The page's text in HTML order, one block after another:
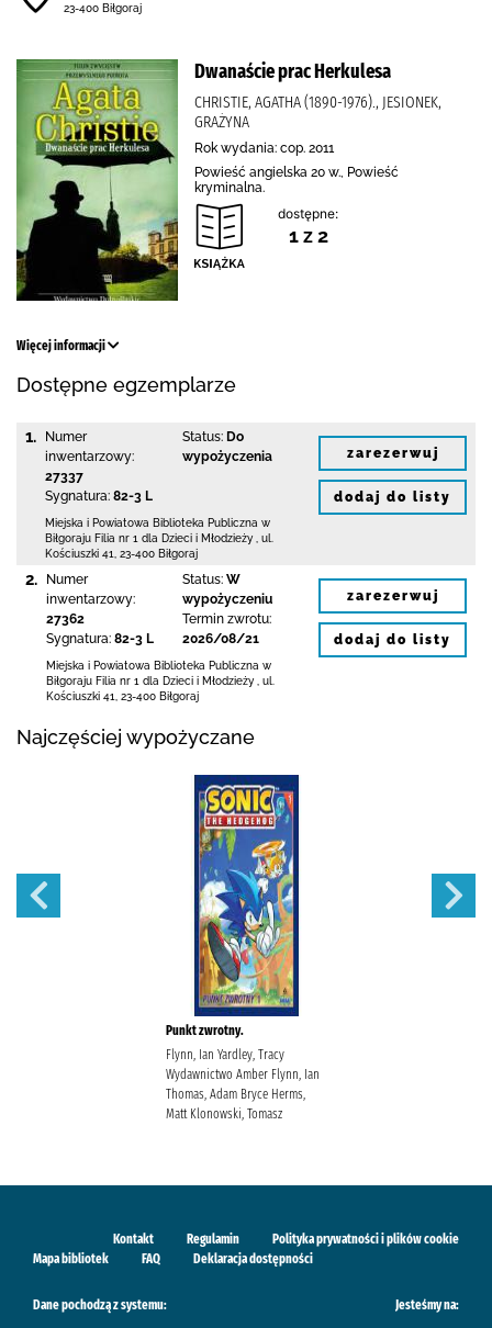
23-400 Biłgoraj
Dwanaście prac Herkulesa
CHRISTIE, AGATHA (1890-1976)., JESIONEK,
GRAŻYNA
Rok wydania: cop. 2011
Powieść angielska 20 w., Powieść
kryminalna.
dostępne:
1 z 2
Więcej informacji
Dostępne egzemplarze
1.
Numer
inwentarzowy:
27337
Sygnatura: 82-3 L
Status: Do
wypożyczenia
Miejska i Powiatowa Biblioteka Publiczna w
Biłgoraju Filia nr 1 dla Dzieci i Młodzieży
ul.
Kościuszki 41
23-400 Biłgoraj
zarezerwuj
dodaj do listy
2.
Numer
inwentarzowy:
27362
Sygnatura: 82-3 L
Status: W
wypożyczeniu
Termin zwrotu:
2026/08/21
Miejska i Powiatowa Biblioteka Publiczna w
Biłgoraju Filia nr 1 dla Dzieci i Młodzieży, ul.
Kościuszki 41
23-400 Biłgoraj
zarezerwuj
dodaj do listy
Najczęściej wypożyczane
Punkt zwrotny.
Flynn, Ian Yardley, Tracy
Wydawnictwo Amber Flynn, Ian
Thomas, Adam Bryce Herms,
Matt Klonowski, Tomasz
Kontakt Regulamin
Polityka prywatności i plików cookie
Mapa bibliotek
FAQ Deklaracja dostępności
Dane pochodzą z systemu: Jesteśmy na: